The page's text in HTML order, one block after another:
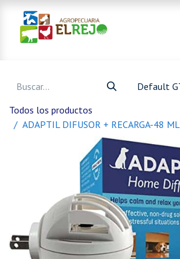
Default
Todos los productos
ADAPTIL DIFUSOR + RECARGA-48 ML